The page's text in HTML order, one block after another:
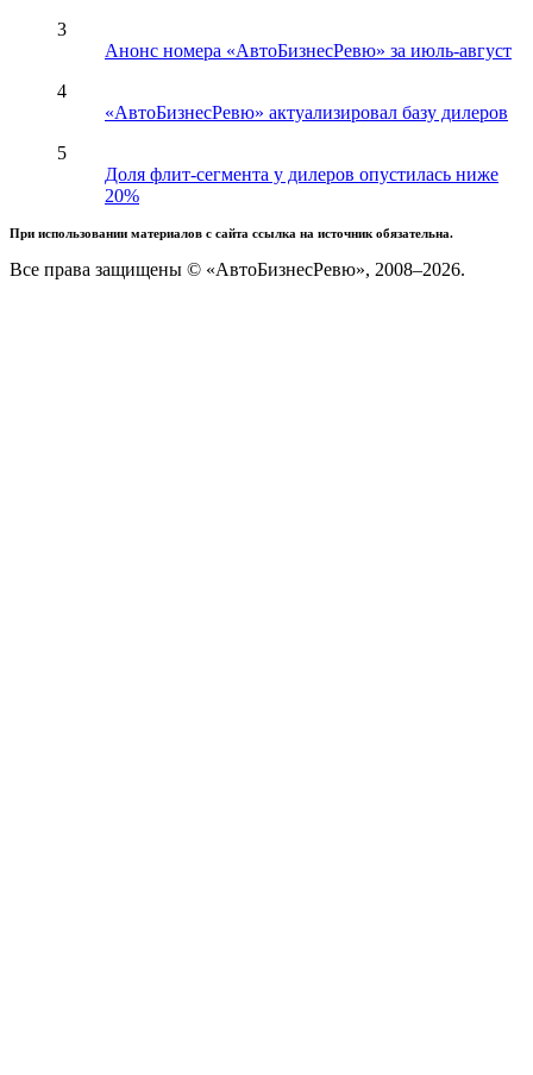
3
Анонс номера «АвтоБизнесРевю» за июль-август
4
«АвтоБизнесРевю» актуализировал базу дилеров
5
Доля флит-сегмента у дилеров опустилась ниже
20%
При использовании материалов с сайта ссылка на источник обязательна.
Все права защищены © «АвтоБизнесРевю», 2008–2026.